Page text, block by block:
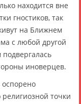
находится вне
гностиков, так
на Ближнем
с любой другой
иноверцев.
оспорено
точки